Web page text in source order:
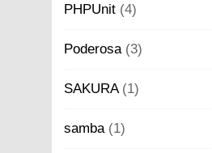
PHPUnit (4)
Poderosa(3)
SAKURA(1)
samba(1)